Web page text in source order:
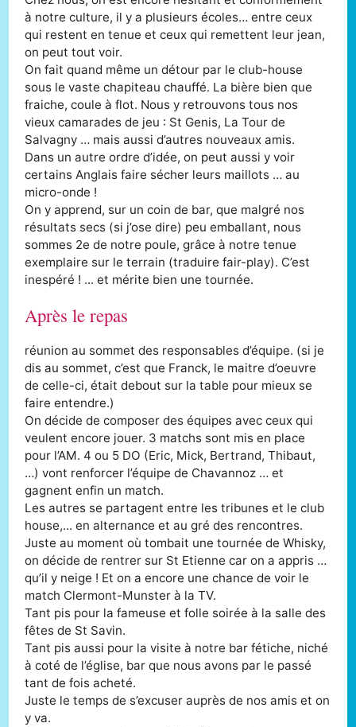
à notre culture, il y a plusieurs écoles… entre ceux
qui restent en tenue et ceux qui remettent leur jean,
on peut tout voir.
On fait quand même un détour par le club-house
sous le vaste chapiteau chauffé. La bière bien que
fraiche, coule à flot. Nous y retrouvons tous nos
vieux camarades de jeu : St Genis, La Tour de
Salvagny … mais aussi d’autres nouveaux amis.
Dans un autre ordre d’idée, on peut aussi y voir
certains Anglais faire sécher leurs maillots … au
micro-onde !
On y apprend, sur un coin de bar, que malgré nos
résultats secs (si j’ose dire) peu emballant, nous
sommes 2e de notre poule, grâce à notre tenue
exemplaire sur le terrain (traduire fair-play). C’est
inespéré ! ... et mérite bien une tournée.
Après le repas
réunion au sommet des responsables d’équipe. (si je
dis au sommet, c’est que Franck, le maitre d’oeuvre
de celle-ci, était debout sur la table pour mieux se
faire entendre.)
On décide de composer des équipes avec ceux qui
veulent encore jouer. 3 matchs sont mis en place
pour l’AM. 4 ou 5 DO (Eric, Mick, Bertrand, Thibaut,
…) vont renforcer l’équipe de Chavannoz … et
gagnent enfin un match.
Les autres se partagent entre les tribunes et le club
house,... en alternance et au gré des rencontres.
Juste au moment où tombait une tournée de Whisky,
on décide de rentrer sur St Etienne car on a appris …
qu’il y neige ! Et on a encore une chance de voir le
match Clermont-Munster à la TV.
Tant pis pour la fameuse et folle soirée à la salle des
fêtes de St Savin.
Tant pis aussi pour la visite à notre bar fétiche, niché
à coté de l’église, bar que nous avons par le passé
tant de fois acheté.
Juste le temps de s’excuser auprès de nos amis et on
y va.